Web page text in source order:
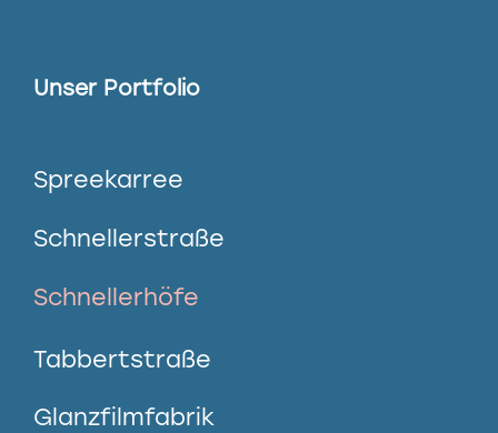
Unser Portfolio
Spreekarree
Schnellerstraße
Schnellerhöfe
Tabbertstraße
Glanzfilmfabrik